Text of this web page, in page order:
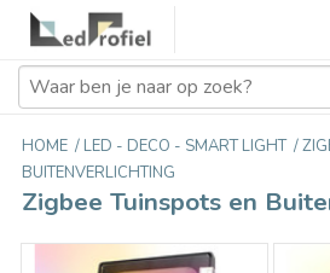
HOME / LED - DECO - SMART LIGHT /
BUITENVERLICHTING
Zigbee Tuinspots en